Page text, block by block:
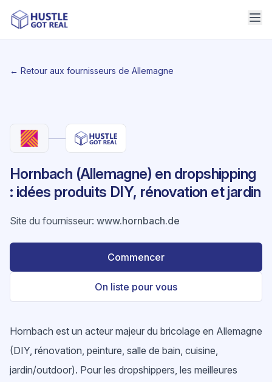
← Retour aux fournisseurs de Allemagne
Hornbach (Allemagne) en dropshipping
: idées produits DIY, rénovation et jardin
Site du fournisseur: www.hornbach.de
Commencer
On liste pour vous
Hornbach est un acteur majeur du bricolage en Allemagne
(DIY, rénovation, peinture, salle de bain, cuisine,
jardin/outdoor). Pour les dropshippers, les meilleures